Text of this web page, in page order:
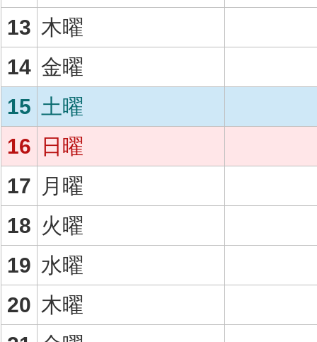
13 木曜
14 金曜
15 土曜
16 日曜
17
月曜
18 火曜
19 水曜
20 木曜